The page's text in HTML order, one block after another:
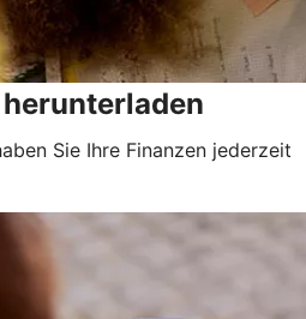
Sie Ihre Finanzen jederzeit